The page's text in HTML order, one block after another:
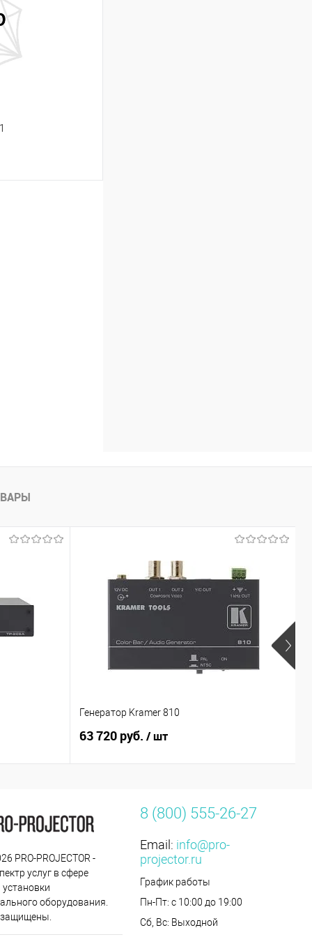
Сравнение
Под заказ
Генератор Kramer 810
63 720 руб. / шт
PRO-PROJECTOR -
услуг в сфере
оборудования.
защищены.
8 (800) 555-26-27
Email: info@pro-
projector.ru
График работы
Пн-Пт: с 10:00 до 19:00
Сб, Вс: Выходной